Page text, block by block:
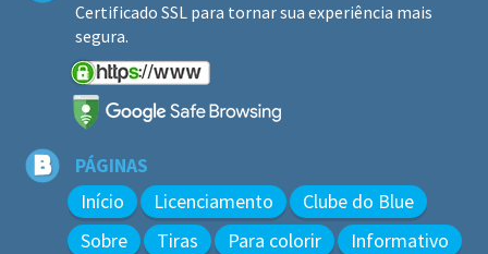
Certificado SSL para tornar sua experiência mais
segura.
PÁGINAS
Início Licenciamento
Clube do Blue
Sobre
Tiras Para colorir Informativo